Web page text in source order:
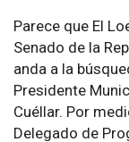
Parece que El
Senado de la
anda a la
Presidente
Cuéllar. Por
Delegado de